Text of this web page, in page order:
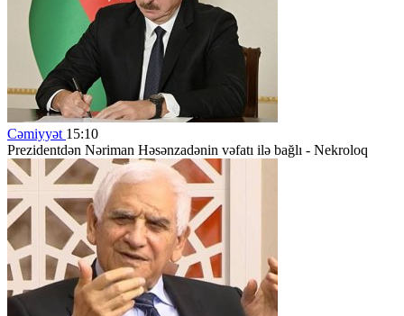
Cəmiyyət 15:10
Prezidentdən Nəriman Həsənzadənin vəfatı ilə bağlı - Nekroloq